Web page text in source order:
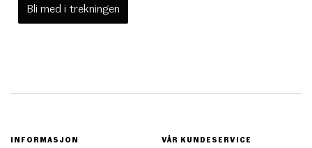
Bli med i trekningen
INFORMASJON VÅR KUNDESERVICE